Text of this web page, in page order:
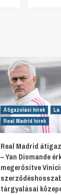
Átigazolási hírek
La
Real Madrid hírek
Real Madrid
– Yan Diomande
megerősítve
tárgyalásai